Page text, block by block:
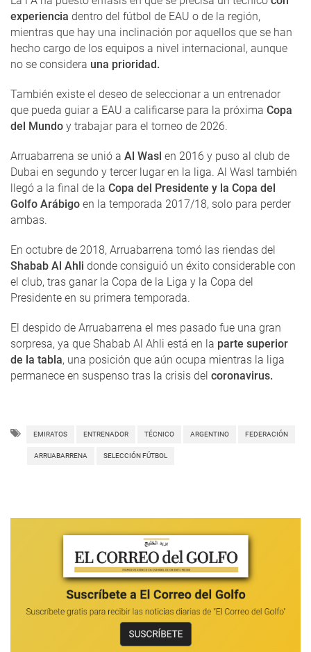
experiencia dentro del fútbol de EAU o de la región,
mientras que hay una inclinación por aquellos que se han
hecho cargo de los equipos a nivel internacional, aunque
no se considera una prioridad.
También existe el deseo de seleccionar a un entrenador
que pueda guiar a EAU a calificarse para la próxima Copa
del Mundo y trabajar para el torneo de 2026.
Arruabarrena se unió a Al Wasl en 2016 y puso al club de
Dubai en segundo y tercer lugar en la liga. Al Wasl también
llegó a la final de la Copa del Presidente y la Copa del
Golfo Arábigo en la temporada 2017/18, solo para perder
ambas.
En octubre de 2018, Arruabarrena tomó las riendas del
Shabab Al Ahli donde consiguió un éxito considerable con
el club, tras ganar la Copa de la Liga y la Copa del
Presidente en su primera temporada.
El despido de Arruabarrena el mes pasado fue una gran
sorpresa, ya que Shabab Al Ahli está en la parte superior
de la tabla, una posición que aún ocupa mientras la liga
permanece en suspenso tras la crisis del coronavirus.
EMIRATOS ENTRENADOR TÉCNICO ARGENTINO FEDERACIÓN
ARRUABARRENA SELECCIÓN FÚTBOL